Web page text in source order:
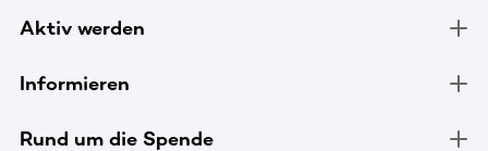
Aktiv werden
Informieren
Rund um die Spende